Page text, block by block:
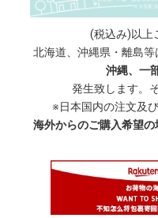
(税込み)以上
北海道、沖縄県・離島
沖縄、一
発生致します。
※日本国内の注文及
海外からのご購入希望